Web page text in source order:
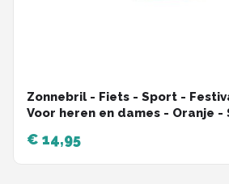
Zonnebril - Fiets - Sport -
Voor heren en dames - Oranje -
€ 14,95